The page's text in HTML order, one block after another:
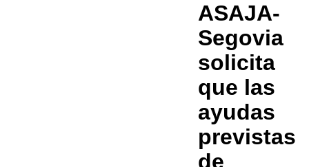
ASAJA-
Segovia
solicita
que las
ayudas
previstas
de